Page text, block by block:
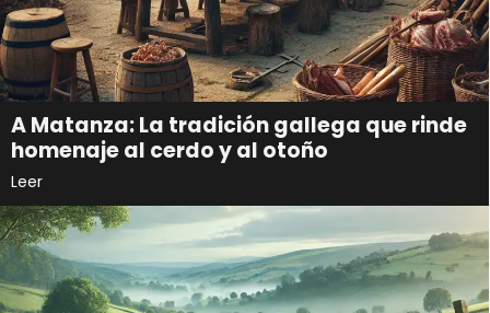
A Matanza: La tradición gallega que rinde
homenaje al cerdo y al otoño
Leer